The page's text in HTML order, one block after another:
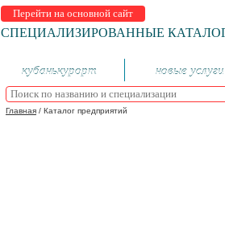
Перейти на основной сайт
СПЕЦИАЛИЗИРОВАННЫЕ
кубанькурорт новые услуги
Главная / Каталог предприятий